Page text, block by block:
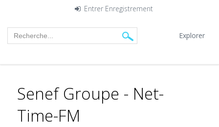
Entrer Enregistrement
Explorer
Senef Groupe - Net-
Time-FM